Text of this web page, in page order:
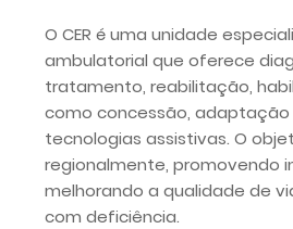
O CER é uma unidade
ambulatorial que oferece
tratamento, reabilitação,
como concessão,
tecnologias assistivas. O
regionalmente, promovendo
melhorando a qualidade de
com deficiência.